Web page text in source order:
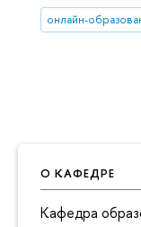
О КАФЕДРЕ
Кафедра
онлайн-